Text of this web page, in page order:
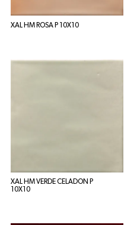
XAL HM ROSA P 10X10
XAL HM VERDE CELADON P
10X10